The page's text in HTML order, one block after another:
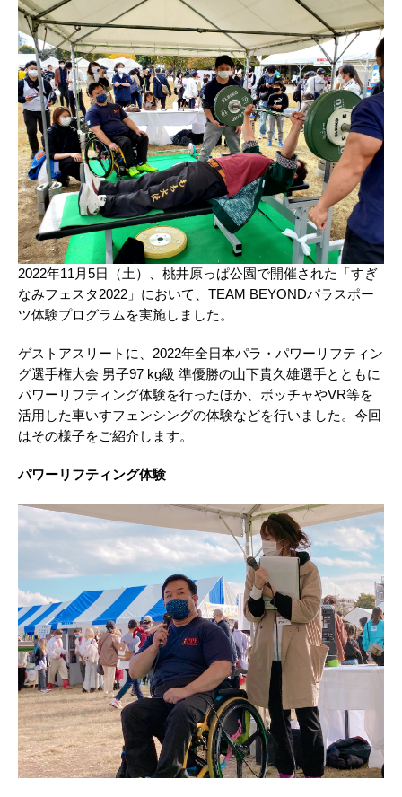
2022年11月5日（土）、桃井原っぱ公園で開催された「すぎ
なみフェスタ2022」において、TEAM BEYONDパラスポー
ツ体験プログラムを実施しました。
ゲストアスリートに、2022年全日本パラ・パワーリフティン
グ選手権大会 男子97 kg級 準優勝の山下貴久雄選手とともに
パワーリフティング体験を行ったほか、ボッチャやVR等を
活用した車いすフェンシングの体験などを行いました。今回
はその様子をご紹介します。
パワーリフティング体験